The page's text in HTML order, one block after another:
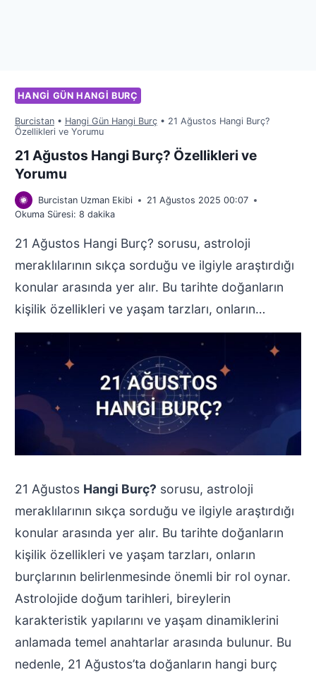
HANGI GÜN HANGI BURÇ
Burcistan• Hangi Gün Hangi Burç• 21 Ağustos Hangi Burç?
Özellikleri ve Yorumu
21 Ağustos Hangi Burç? Özellikleri ve
Yorumu
Burcistan Uzman Ekibi
21 Ağustos 2025 00:07
Okuma Süresi: 8 dakika
21 Ağustos Hangi Burç? sorusu, astroloji
meraklılarının sıkça sorduğu ve ilgiyle araştırdığı
konular arasında yer alır. Bu tarihte doğanların
kişilik özellikleri ve yaşam tarzları, onların…
21 Ağustos Hangi Burç? sorusu, astroloji
meraklılarının sıkça sorduğu ve ilgiyle araştırdığı
konular arasında yer alır. Bu tarihte doğanların
kişilik özellikleri ve yaşam tarzları, onların
burçlarının belirlenmesinde önemli bir rol oynar.
Astrolojide doğum tarihleri, bireylerin
karakteristik yapılarını ve yaşam dinamiklerini
anlamada temel anahtarlar arasında bulunur. Bu
nedenle, 21 Ağustos’ta doğanların hangi burç